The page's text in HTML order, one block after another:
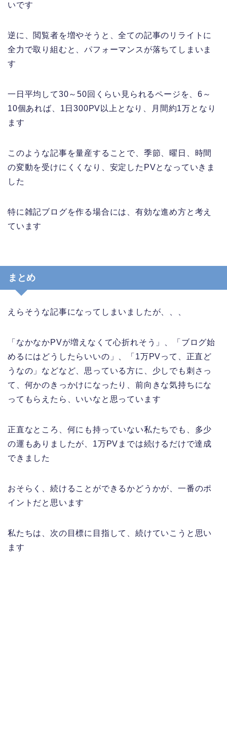
いです
逆に、閲覧者を増やそうと、全ての記事のリライトに
全力で取り組むと、パフォーマンスが落ちてしまいま
す
一日平均して30～50回くらい見られるページを、6～
10個あれば、1日300PV以上となり、月間約1万となり
ます
このような記事を量産することで、季節、曜日、時間
の変動を受けにくくなり、安定したPVとなっていきま
した
特に雑記ブログを作る場合には、有効な進め方と考え
ています
まとめ
えらそうな記事になってしまいましたが、、、
「なかなかPVが増えなくて心折れそう」、「ブログ始
めるにはどうしたらいいの」、「1万PVって、正直ど
うなの」などなど、思っている方に、少しでも刺さっ
て、何かのきっかけになったり、前向きな気持ちにな
ってもらえたら、いいなと思っています
正直なところ、何にも持っていない私たちでも、多少
の運もありましたが、1万PVまでは続けるだけで達成
できました
おそらく、続けることができるかどうかが、一番のポ
イントだと思います
私たちは、次の目標に目指して、続けていこうと思い
ます